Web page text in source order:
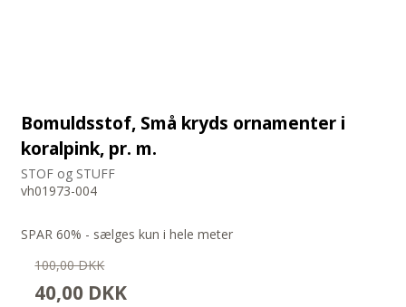
Bomuldsstof, Små kryds ornamenter i
koralpink, pr. m.
STOF og STUFF
vh01973-004
SPAR 60% - sælges kun i hele meter
100,00 DKK
40,00 DKK